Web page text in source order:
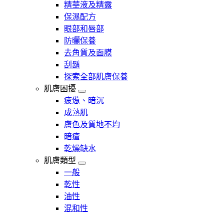
精華液及精露
保濕配方
眼部和唇部
防曬保養
去角質及面膜
刮鬍
探索全部肌膚保養
肌膚困擾
疲憊、暗沉
成熟肌
膚色及質地不均
暗瘡​
乾燥缺水
肌膚類型
一般
乾性
油性
混和性